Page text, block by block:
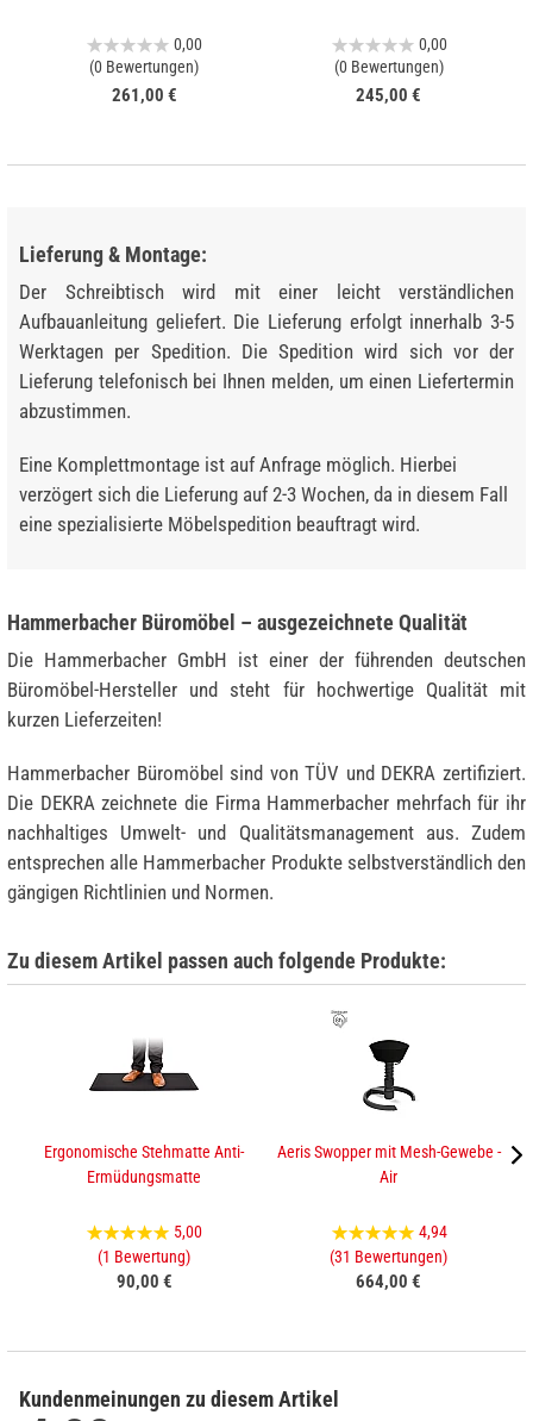
0,00
(0 Bewertungen)
261,00 €
0,00
(0 Bewertungen)
245,00 €
Lieferung & Montage:
Der Schreibtisch wird mit einer leicht verständlichen
Aufbauanleitung geliefert. Die Lieferung erfolgt innerhalb 3-5
Werktagen per Spedition. Die Spedition wird sich vor der
Lieferung telefonisch bei Ihnen melden, um einen Liefertermin
abzustimmen.
Eine Komplettmontage ist auf Anfrage möglich. Hierbei
verzögert sich die Lieferung auf 2-3 Wochen, da in diesem Fall
eine spezialisierte Möbelspedition beauftragt wird.
Hammerbacher Büromöbel – ausgezeichnete Qualität
Die Hammerbacher GmbH ist einer der führenden deutschen
Büromöbel-Hersteller und steht für hochwertige Qualität mit
kurzen Lieferzeiten!
Hammerbacher Büromöbel sind von TÜV und DEKRA zertifiziert.
Die DEKRA zeichnete die Firma Hammerbacher mehrfach für ihr
nachhaltiges Umwelt- und Qualitätsmanagement aus. Zudem
entsprechen alle Hammerbacher Produkte selbstverständlich den
gängigen Richtlinien und Normen.
Zu diesem Artikel passen auch folgende Produkte:
Ergonomische Stehmatte Anti-
Ermüdungsmatte
5,00
(1 Bewertung)
90,00 €
Aeris Swopper mit Mesh-Gewebe -
Air
4,94
(31 Bewertungen)
664,00 €
Kundenmeinungen zu diesem Artikel